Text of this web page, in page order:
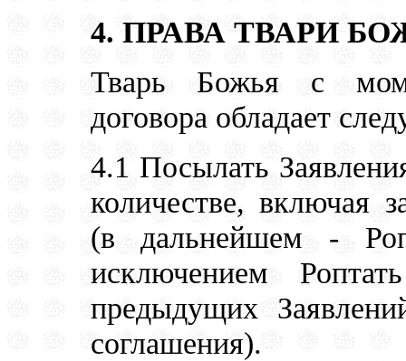
4. ПРАВА ТВАРИ
Тварь Божья с
договора обладает
4.1 Посылать
количестве, включая
(в дальнейшем -
исключением
предыдущих
соглашения).